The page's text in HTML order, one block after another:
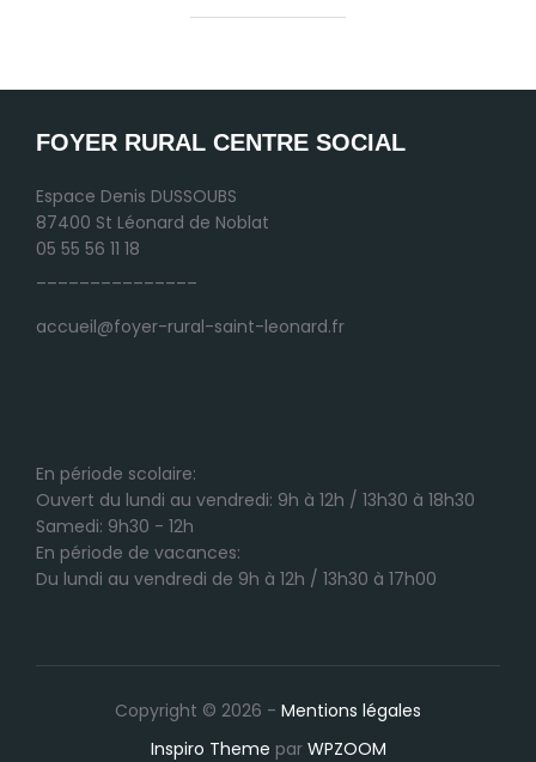
FOYER RURAL CENTRE SOCIAL
Espace Denis DUSSOUBS
87400 St Léonard de Noblat
05 55 56 11 18
accueil@foyer-rural-saint-leonard.fr
En période scolaire:
Ouvert du lundi au vendredi: 9h à 12h / 13h30 à 18h30
Samedi: 9h30 - 12h
En période de vacances:
Du lundi au vendredi de 9h à 12h / 13h30 à 17h00
Copyright © 2026 - Mentions légales
Inspiro Theme par WPZOOM